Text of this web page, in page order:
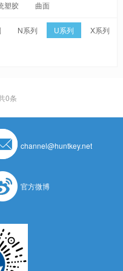
塑胶 曲面
N系列 U系列 X系列
0条
channel@huntkey.net
官方微博